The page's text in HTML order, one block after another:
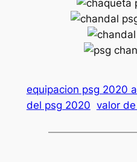
equipacion psg 2020
del psg 2020 valor